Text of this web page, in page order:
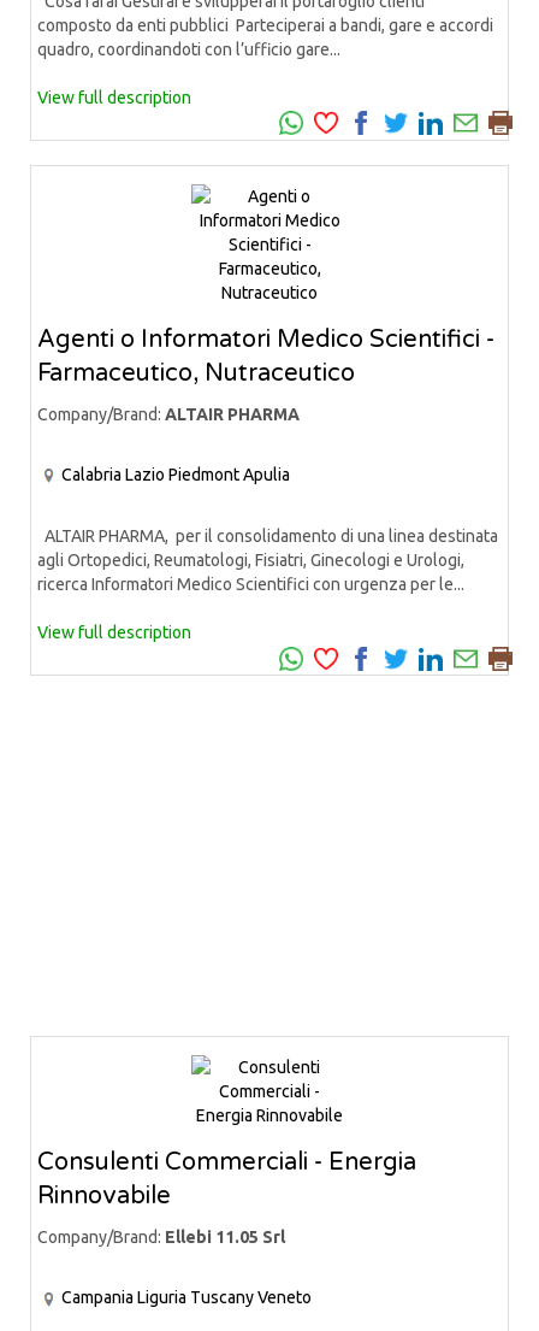
composto da enti pubblici Parteciperai a bandi, gare e accordi
quadro, coordinandoti con l’ufficio gare...
View full description
Agenti o Informatori Medico Scientifici -
Farmaceutico, Nutraceutico
Company/Brand: ALTAIR PHARMA
Calabria Lazio PiedmontApulia
ALTAIR PHARMA, per il consolidamento di una linea destinata
agli Ortopedici, Reumatologi, Fisiatri, Ginecologi e Urologi,
ricerca Informatori Medico Scientifici con urgenza per le...
View full description
Consulenti Commerciali - Energia
Rinnovabile
Company/Brand: Ellebi 11.05 Srl
Campania Liguria TuscanyVeneto